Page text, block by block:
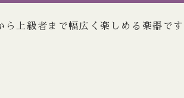
上級者まで幅広く楽しめる楽器で